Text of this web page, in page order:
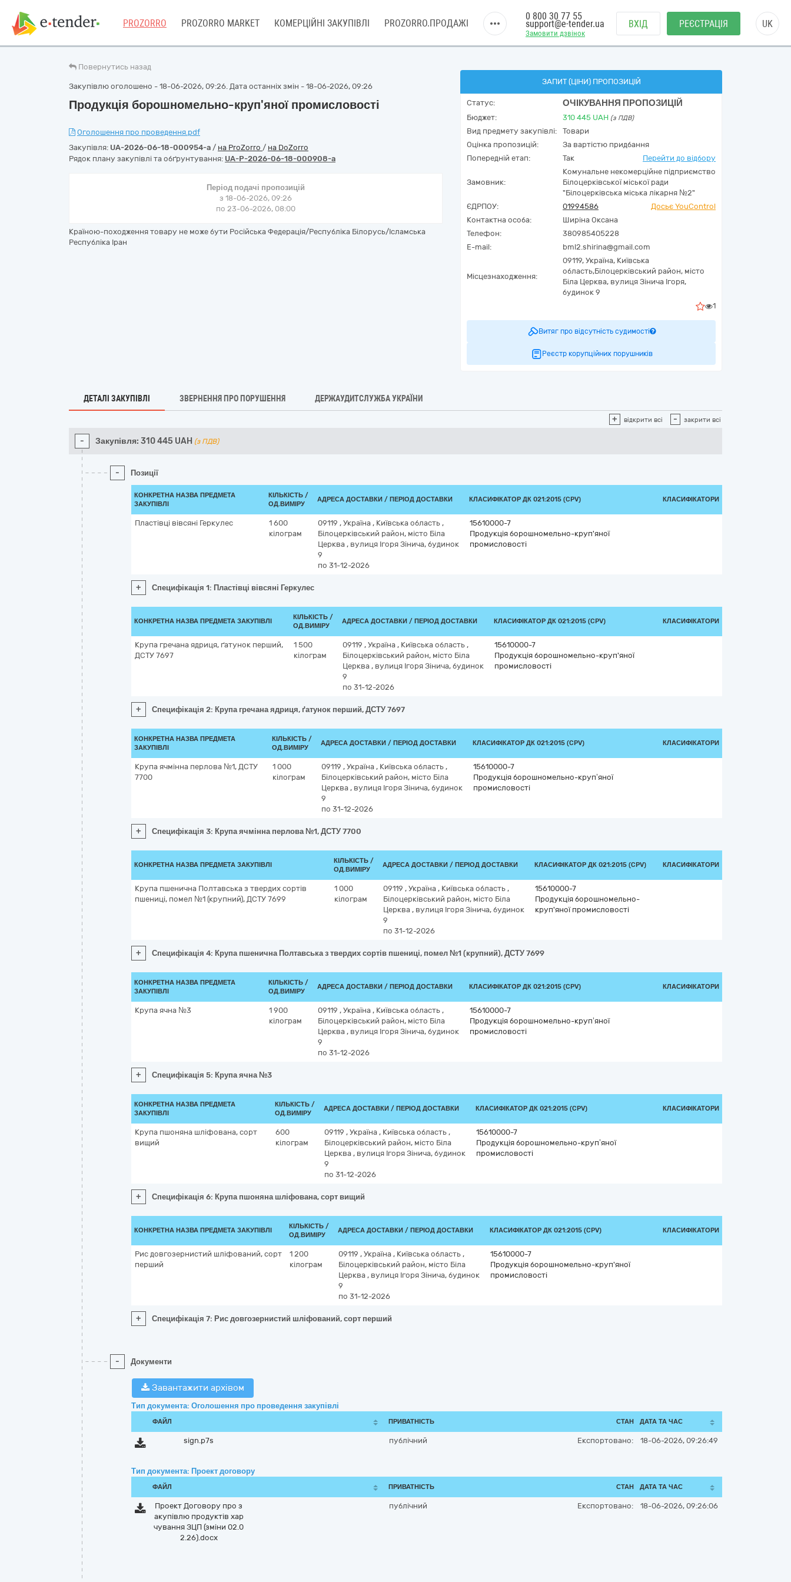
PROZORRO PROZORRO MARKET КОМЕРЦІЙНІ ЗАКУПІВЛІ PROZORRO.ПРОДАЖІ
Замовити дзвінок
0 800 30 77 55
support@e-tender.ua ВХІД РЕЄСТРАЦІЯ UK
Повернутись назад
Закупівлю оголошено - 18-06-2026, 09:26. Дата останніх змін - 18-06-2026, 09:26
Продукція борошномельно-круп'яної промисловості
Оголошення про проведення.pdf
Закупівля: UA-2026-06-18-000954-a / на ProZorro / на DoZorro
Рядок плану закупівлі та обґрунтування: UA-P-2026-06-18-000908-a
Період подачі пропозицій
з 18-06-2026, 09:26
по 23-06-2026, 08:00
Країною-походження товару не може бути Російська Федерація/Республіка Білорусь/Ісламська
Республіка Іран
ЗАПИТ (ЦІНИ) ПРОПОЗИЦІЙ
Статус: ОЧІКУВАННЯ ПРОПОЗИЦІЙ
Бюджет: 310 445 UAH (з ПДВ)
Вид предмету закупівлі:
Товари
Оцінка пропозицій:
За вартістю придбання
Попередній етап:
Так Перейти до відбору
Замовник:
Комунальне некомерційне підприємство
Білоцерківської міської ради
"Білоцерківська міська лікарня №2"
ЄДРПОУ:
01994586
Досьє YouControl
Контактна особа:
Ширіна Оксана
Телефон:
380985405228
E-mail:
bml2.shirina@gmail.com
Місцезнаходження:
09119, Україна, Київська
область,Білоцерківський район, місто
Біла Церква, вулиця Зінича Ігоря,
будинок 9
1
Витяг про відсутність судимості
Реєстр корупційних порушників
ДЕТАЛІ ЗАКУПІВЛІ ЗВЕРНЕННЯ ПРО ПОРУШЕННЯ ДЕРЖАУДИТСЛУЖБА УКРАЇНИ
+ відкрити всі - закрити всі
- Закупівля: 310 445 UAH (з ПДВ)
- Позиції
КОНКРЕТНА НАЗВА ПРЕДМЕТА
ЗАКУПІВЛІ
КІЛЬКІСТЬ /
ОД.ВИМІРУ
АДРЕСА ДОСТАВКИ / ПЕРІОД ДОСТАВКИ КЛАСИФІКАТОР ДК 021:2015 (CPV) КЛАСИФІКАТОРИ
Пластівці вівсяні Геркулес
1 600
кілограм
09119 , Україна , Київська область ,
Білоцерківський район, місто Біла
Церква , вулиця Ігоря Зінича, будинок
9
по 31-12-2026
15610000-7
Продукція борошномельно-круп'яної
промисловості
+ Специфікація 1: Пластівці вівсяні Геркулес
КОНКРЕТНА НАЗВА ПРЕДМЕТА ЗАКУПІВЛІ
КІЛЬКІСТЬ /
ОД.ВИМІРУ
АДРЕСА ДОСТАВКИ / ПЕРІОД ДОСТАВКИ КЛАСИФІКАТОР ДК 021:2015 (CPV) КЛАСИФІКАТОРИ
Крупа гречана ядриця, ґатунок перший,
ДСТУ 7697
1 500
кілограм
09119 , Україна , Київська область ,
Білоцерківський район, місто Біла
Церква , вулиця Ігоря Зінича, будинок
9
по 31-12-2026
15610000-7
Продукція борошномельно-круп'яної
промисловості
+ Специфікація 2: Крупа гречана ядриця, ґатунок перший, ДСТУ 7697
КОНКРЕТНА НАЗВА ПРЕДМЕТА
ЗАКУПІВЛІ
КІЛЬКІСТЬ /
ОД.ВИМІРУ
АДРЕСА ДОСТАВКИ / ПЕРІОД ДОСТАВКИ КЛАСИФІКАТОР ДК 021:2015 (CPV) КЛАСИФІКАТОРИ
Крупа ячмінна перлова №1, ДСТУ
7700
1 000
кілограм
09119 , Україна , Київська область ,
Білоцерківський район, місто Біла
Церква , вулиця Ігоря Зінича, будинок
9
по 31-12-2026
15610000-7
Продукція борошномельно-круп’яної
промисловості
+ Специфікація 3: Крупа ячмінна перлова №1, ДСТУ 7700
КОНКРЕТНА НАЗВА ПРЕДМЕТА ЗАКУПІВЛІ
КІЛЬКІСТЬ /
ОД.ВИМІРУ
АДРЕСА ДОСТАВКИ / ПЕРІОД ДОСТАВКИ КЛАСИФІКАТОР ДК 021:2015 (CPV) КЛАСИФІКАТОРИ
Крупа пшенична Полтавська з твердих сортів
пшениці, помел №1 (крупний), ДСТУ 7699
1 000
кілограм
09119 , Україна , Київська область ,
Білоцерківський район, місто Біла
Церква , вулиця Ігоря Зінича, будинок
9
по 31-12-2026
15610000-7
Продукція борошномельно-
круп'яної промисловості
+ Специфікація 4: Крупа пшенична Полтавська з твердих сортів пшениці, помел №1 (крупний), ДСТУ 7699
КОНКРЕТНА НАЗВА ПРЕДМЕТА
ЗАКУПІВЛІ
КІЛЬКІСТЬ /
ОД.ВИМІРУ
АДРЕСА ДОСТАВКИ / ПЕРІОД ДОСТАВКИ КЛАСИФІКАТОР ДК 021:2015 (CPV) КЛАСИФІКАТОРИ
Крупа ячна №3
1 900
кілограм
09119 , Україна , Київська область ,
Білоцерківський район, місто Біла
Церква , вулиця Ігоря Зінича, будинок
9
по 31-12-2026
15610000-7
Продукція борошномельно-круп’яної
промисловості
+ Специфікація 5: Крупа ячна №3
КОНКРЕТНА НАЗВА ПРЕДМЕТА
ЗАКУПІВЛІ
КІЛЬКІСТЬ /
ОД.ВИМІРУ
АДРЕСА ДОСТАВКИ / ПЕРІОД ДОСТАВКИ КЛАСИФІКАТОР ДК 021:2015 (CPV) КЛАСИФІКАТОРИ
Крупа пшоняна шліфована, сорт
вищий
600
кілограм
09119 , Україна , Київська область ,
Білоцерківський район, місто Біла
Церква , вулиця Ігоря Зінича, будинок
9
по 31-12-2026
15610000-7
Продукція борошномельно-круп’яної
промисловості
+ Специфікація 6: Крупа пшоняна шліфована, сорт вищий
КОНКРЕТНА НАЗВА ПРЕДМЕТА ЗАКУПІВЛІ
КІЛЬКІСТЬ /
ОД.ВИМІРУ
АДРЕСА ДОСТАВКИ / ПЕРІОД ДОСТАВКИ КЛАСИФІКАТОР ДК 021:2015 (CPV) КЛАСИФІКАТОРИ
Рис довгозернистий шліфований, сорт
перший
1 200
кілограм
09119 , Україна , Київська область ,
Білоцерківський район, місто Біла
Церква , вулиця Ігоря Зінича, будинок
9
по 31-12-2026
15610000-7
Продукція борошномельно-круп'яної
промисловості
+ Специфікація 7: Рис довгозернистий шліфований, сорт перший
- Документи
Завантажити архівом
Тип документа: Оголошення про проведення закупівлі
ФАЙЛ ПРИВАТНІСТЬ СТАН ДАТА ТА ЧАС
sign.p7s публічний Експортовано: 18-06-2026, 09:26:49
Тип документа: Проект договору
ФАЙЛ ПРИВАТНІСТЬ СТАН ДАТА ТА ЧАС
Проект Договору про з
акупівлю продуктів хар
чування ЗЦП (зміни 02.0
2.26).docx
публічний Експортовано: 18-06-2026, 09:26:06